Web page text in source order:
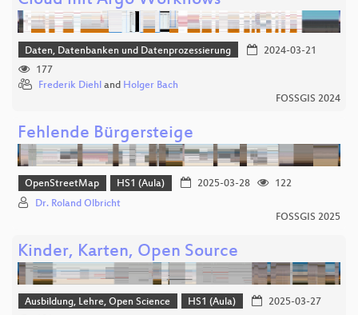
Daten, Datenbanken und Datenprozessierung
2024-03-21
177
Frederik Diehl and Holger Bach
FOSSGIS 2024
Fehlende Bürgersteige
OpenStreetMap HS1 (Aula) 2025-03-28
122
Dr. Roland Olbricht
FOSSGIS 2025
Kinder, Karten, Open Source
Ausbildung, Lehre, Open Science HS1 (Aula)
2025-03-27